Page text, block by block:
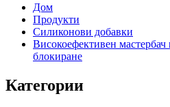
Дом
Продукти
Силиконови добавки
Високоефективен мастербач
блокиране
Категории